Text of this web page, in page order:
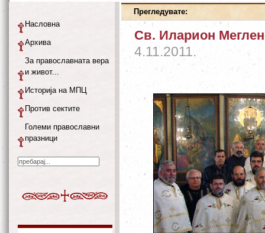
Прегледувате:
Св. Иларион
4.11.2011.
Насловна
Архива
За православната вера
и живот...
Историја на МПЦ
Против сектите
Големи православни
празници